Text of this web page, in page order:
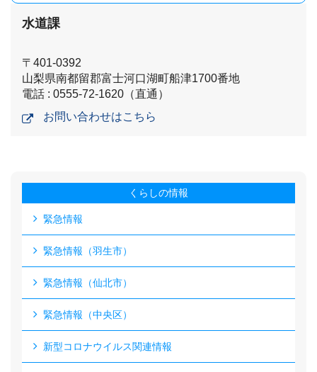
水道課
〒401-0392
山梨県南都留郡富士河口湖町船津1700番地
電話 : 0555-72-1620（直通）
お問い合わせはこちら
くらしの情報
緊急情報
緊急情報（羽生市）
緊急情報（仙北市）
緊急情報（中央区）
新型コロナウイルス関連情報